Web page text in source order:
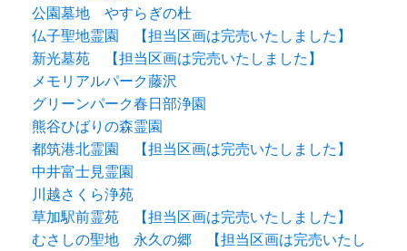
公園墓地 やすらぎの杜
仏子聖地霊園 【担当区画は完売いたしました】
新光墓苑 【担当区画は完売いたしました】
メモリアルパーク藤沢
グリーンパーク春日部浄園
熊谷ひばりの森霊園
都筑港北霊園 【担当区画は完売いたしました】
中井富士見霊園
川越さくら浄苑
草加駅前霊苑 【担当区画は完売いたしました】
むさしの聖地 永久の郷 【担当区画は完売いたし